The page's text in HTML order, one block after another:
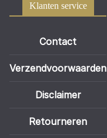
Klanten service
Contact
Verzendvoorwaarden
Disclaimer
Retourneren